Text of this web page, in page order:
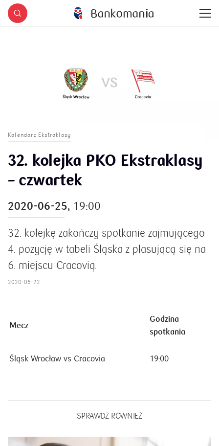
Kalendarz Ekstraklasy
32. kolejka PKO Ekstraklasy
– czwartek
2020-06-25, 19:00
32. kolejkę zakończy spotkanie zajmującego
4. pozycję w tabeli Śląska z plasującą się na
6. miejscu Cracovią.
2020-06-22
Mecz
Godzina
spotkania
Śląsk Wrocław vs Cracovia 19:00
SPRAWDŹ RÓWNIEŻ